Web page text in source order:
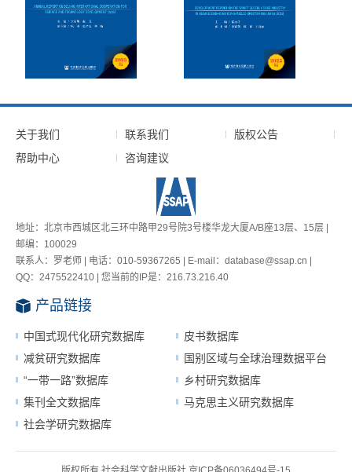
关于我们 联系我们
版权公告
帮助中心
咨询建议
地址：北京市西城区北三环中路甲29号院3号楼华龙大厦A/B座13层、15层 |
邮编：100029
联系人：罗老师 | 电话：010-59367265 | E-mail：database@ssap.cn |
QQ：2475522410 | 您当前的IP是： 216.73.216.40
产品链接
中国式现代化研究数据库
皮书数据库
减贫研究数据库
国别区域与全球治理数据平台
“一带一路”数据库
乡村研究数据库
集刊全文数据库
马克思主义研究数据库
社会学研究数据库